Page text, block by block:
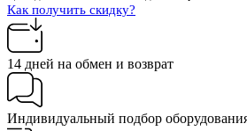
Как получить скидку?
14 дней на обмен и возврат
Индивидуальный подбор